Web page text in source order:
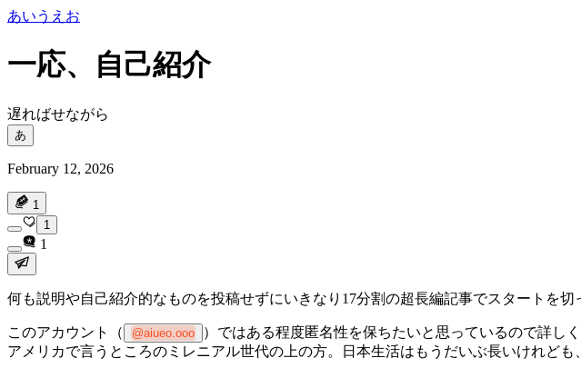
あいうえお
一応、自己紹介
遅ればせながら
あ
February 12, 2026
1
1
1
何も説明や自己紹介的なものを投稿せずにいきなり17分割の超長編記事でスタートを切
このアカウント（ @aiueo.ooo
）ではある程度匿名性を保ちたいと思っているので詳し
アメリカで言うところのミレニアル世代の上の方。日本生活はもうだいぶ長いけれど